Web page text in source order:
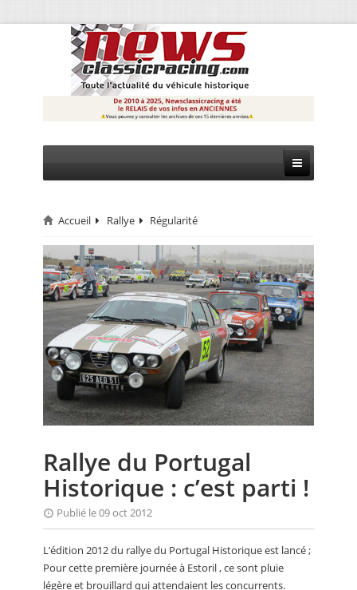
CIRCUIT
RALLYE
MONTAGNE
EVÈNEMENTS
CALENDRIER
FOCUS
ANNUAIRES
PETITES ANNONCES
Accueil Rallye Régularité
Rallye du Portugal
Historique : c’est parti !
Publié le 09 oct 2012
L’édition 2012 du rallye du Portugal Historique est lancé ;
Pour cette première journée à Estoril , ce sont pluie
légère et brouillard qui attendaient les concurrents.